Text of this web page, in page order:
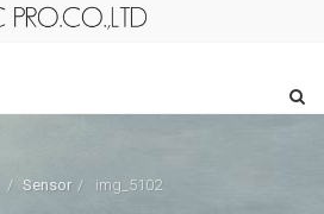
/ Sensor / img_5102